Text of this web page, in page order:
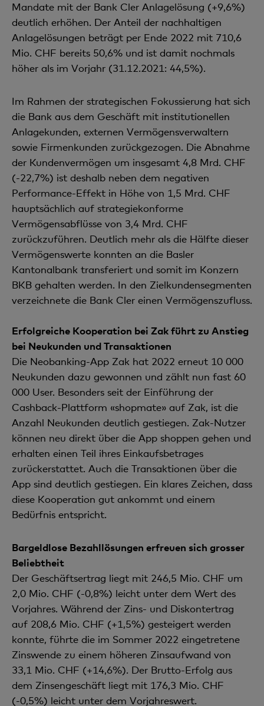
Mandate mit der Bank Cler Anlagelösung (+9,6%)
deutlich erhöhen. Der Anteil der nachhaltigen
Anlagelösungen beträgt per Ende 2022 mit 710,6
Mio. CHF bereits 50,6% und ist damit nochmals
höher als im Vorjahr (31.12.2021: 44,5%).
Im Rahmen der strategischen Fokussierung hat sich
die Bank aus dem Geschäft mit institutionellen
Anlagekunden, externen Vermögensverwaltern
sowie Firmenkunden zurückgezogen. Die Abnahme
der Kundenvermögen um insgesamt 4,8 Mrd. CHF
(-22,7%) ist deshalb neben dem negativen
Performance-Effekt in Höhe von 1,5 Mrd. CHF
hauptsächlich auf strategiekonforme
Vermögensabflüsse von 3,4 Mrd. CHF
zurückzuführen. Deutlich mehr als die Hälfte dieser
Vermögenswerte konnten an die Basler
Kantonalbank transferiert und somit im Konzern
BKB gehalten werden. In den Zielkundensegmenten
verzeichnete die Bank Cler einen Vermögenszufluss.
Erfolgreiche Kooperation bei Zak führt zu Anstieg
bei Neukunden und Transaktionen
Die Neobanking-App Zak hat 2022 erneut 10 000
Neukunden dazu gewonnen und zählt nun fast 60
000 User. Besonders seit der Einführung der
Cashback-Plattform «shopmate» auf Zak, ist die
Anzahl Neukunden deutlich gestiegen. Zak-Nutzer
können neu direkt über die App shoppen gehen und
erhalten einen Teil ihres Einkaufsbetrages
zurückerstattet. Auch die Transaktionen über die
App sind deutlich gestiegen. Ein klares Zeichen, dass
diese Kooperation gut ankommt und einem
Bedürfnis entspricht.
Bargeldlose Bezahllösungen erfreuen sich grosser
Beliebtheit
Der Geschäftsertrag liegt mit 246,5 Mio. CHF um
2,0 Mio. CHF (-0,8%) leicht unter dem Wert des
Vorjahres. Während der Zins- und Diskontertrag
auf 208,6 Mio. CHF (+1,5%) gesteigert werden
konnte, führte die im Sommer 2022 eingetretene
Zinswende zu einem höheren Zinsaufwand von
33,1 Mio. CHF (+14,6%). Der Brutto-Erfolg aus
dem Zinsengeschäft liegt mit 176,3 Mio. CHF
(-0,5%) leicht unter dem Vorjahreswert.